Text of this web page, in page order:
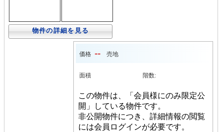
物件の詳細を見る
価格 -- 売地
面積 階数:
この物件は、「会員様にのみ限定公
開」している物件です。
非公開物件につき、詳細情報の閲覧
には会員ログインが必要です。